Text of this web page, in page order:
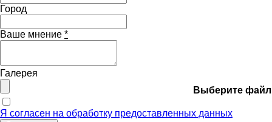
Город
Ваше мнение *
Галерея
Выберите файл
Я согласен на обработку предоставленных данных